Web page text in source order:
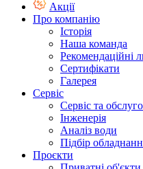
Акції
Про компанію
Історія
Наша команда
Рекомендаційні
Сертифікати
Галерея
Сервіс
Сервіс та
Інженерія
Аналіз води
Підбір
Проєкти